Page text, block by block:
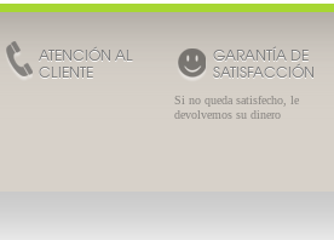
ATENCIÓN AL
CLIENTE
GARANTÍA DE
SATISFACCIÓN
Si no queda satisfecho, le
devolvemos su dinero